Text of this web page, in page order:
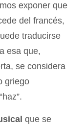
exponer que
del francés,
traducirse
esa que,
se considera
griego
que se